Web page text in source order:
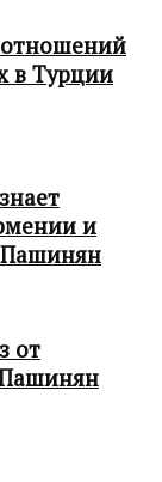
в Турции
и
Пашинян
от
Пашинян